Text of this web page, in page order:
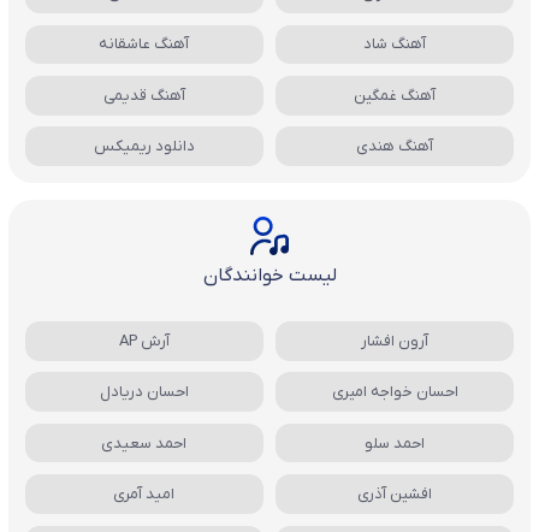
آهنگ شاد آهنگ عاشقانه
آهنگ غمگین آهنگ قدیمی
آهنگ هندی دانلود ریمیکس
لیست خوانندگان
آرون افشار آرش AP
احسان خواجه امیری احسان دریادل
احمد سلو احمد سعیدی
افشین آذری امید آمری